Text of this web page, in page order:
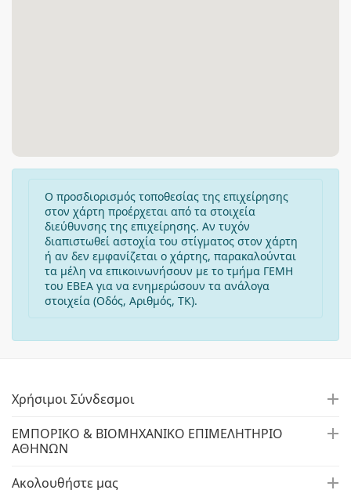
Ο προσδιορισμός τοποθεσίας της επιχείρησης
στον χάρτη προέρχεται από τα στοιχεία
διεύθυνσης της επιχείρησης. Αν τυχόν
διαπιστωθεί αστοχία του στίγματος στον χάρτη
ή αν δεν εμφανίζεται ο χάρτης, παρακαλούνται
τα μέλη να επικοινωνήσουν με το τμήμα ΓΕΜΗ
του ΕΒΕΑ για να ενημερώσουν τα ανάλογα
στοιχεία (Οδός, Αριθμός, ΤΚ).
Χρήσιμοι Σύνδεσμοι
ΕΜΠΟΡΙΚΟ & ΒΙΟΜΗΧΑΝΙΚΟ ΕΠΙΜΕΛΗΤΗΡΙΟ
ΑΘΗΝΩΝ
Ακολουθήστε μας